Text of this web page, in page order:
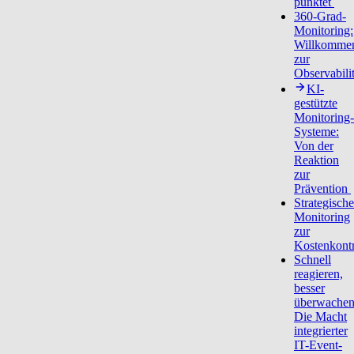
360-Grad-
Monitoring:
zur
KI-
gestützte
Monitoring-
Systeme:
Von der
Reaktion
zur
Prävention
Monitoring
zur
Schnell
reagieren,
besser
Die Macht
integrierter
IT-Event-